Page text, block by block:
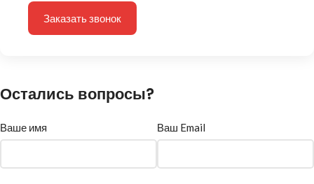
Заказать звонок
Остались вопросы?
Ваше имя Ваш Email